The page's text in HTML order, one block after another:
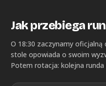
Jak przebiega
O 18:30 zaczynamy oficjalną
stole opowiada o swoim
Potem rotacja: kolejna